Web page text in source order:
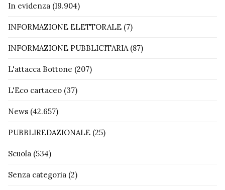
In evidenza (19.904)
INFORMAZIONE ELETTORALE (7)
INFORMAZIONE PUBBLICITARIA(87)
L'attacca Bottone (207)
L'Eco cartaceo (37)
News (42.657)
PUBBLIREDAZIONALE (25)
Scuola (534)
Senza categoria (2)